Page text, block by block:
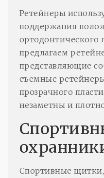
Ретейнеры
поддержания
предлагаем
представляющие
съемные
прозрачного
незаметны и
Спортивные